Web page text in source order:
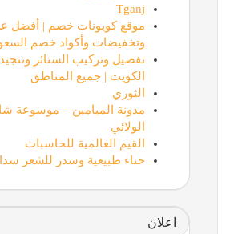
Tganj
موقع كوبونات خصم | أفضل
وتخفيضات وأكواد خصم
تفصيل وتركيب الستائر
الكويت | جميع المناطق
الثوري
مدونة الميامين – موسوعة
الولائي
القيم العالمية للحاسبات
حناء طبيعية وسدر للشعر
اعلان